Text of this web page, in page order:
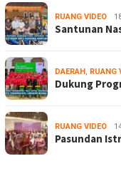
RUANG VIDEO
Santunan
DAERAH , RUANG
Dukung
RUANG VIDEO
Pasundan